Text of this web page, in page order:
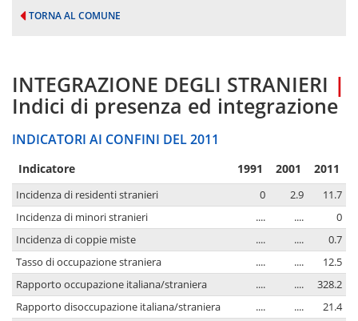
TORNA AL COMUNE
INTEGRAZIONE DEGLI STRANIERI |
Indici di presenza ed integrazione
INDICATORI AI CONFINI DEL 2011
Indicatore 1991 2001 2011
Incidenza di residenti stranieri 0 2.9
11.7
Incidenza di minori stranieri
.... ....
0
Incidenza di coppie miste
.... ....
0.7
Tasso di occupazione straniera
.... ....
12.5
Rapporto occupazione italiana/straniera
.... ....
328.2
Rapporto disoccupazione italiana/straniera
.... ....
21.4